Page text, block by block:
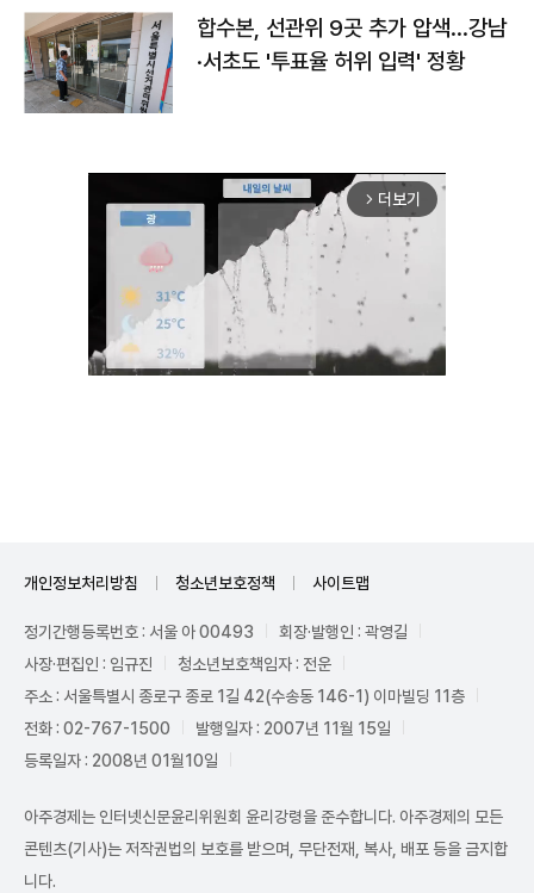
합수본, 선관위 9곳 추가 압색…강남
·서초도 '투표율 허위 입력' 정황
arrow_forward_ios 더보기
개인정보처리방침 청소년보호정책 사이트맵
정기간행등록번호 : 서울 아 00493
회장·발행인 : 곽영길
사장·편집인 : 임규진
청소년보호책임자 : 전운
주소 : 서울특별시 종로구 종로 1길 42(수송동 146-1) 이마빌딩 11층
전화 : 02-767-1500
발행일자 : 2007년 11월 15일
등록일자 : 2008년 01월10일
아주경제는 인터넷신문윤리위원회 윤리강령을 준수합니다. 아주경제의 모든
콘텐츠(기사)는 저작권법의 보호를 받으며, 무단전재, 복사, 배포 등을 금지합
니다.